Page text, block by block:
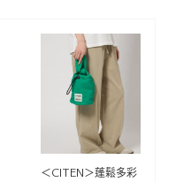
＜CITEN＞蓬鬆多彩